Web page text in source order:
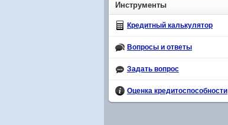
Инструменты
Кредитный калькулятор
Вопросы и ответы
Задать вопрос
Оценка кредитоспособности